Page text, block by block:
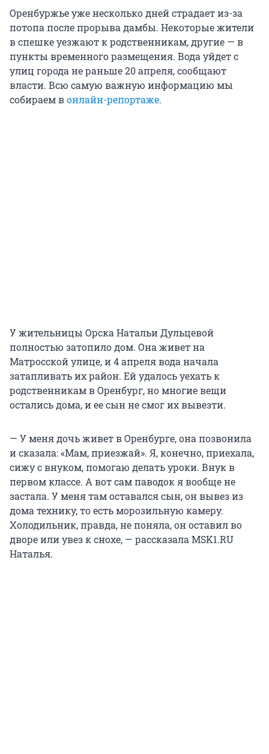
Оренбуржье уже несколько дней страдает из-за
потопа после прорыва дамбы. Некоторые жители
в спешке уезжают к родственникам, другие — в
пункты временного размещения. Вода уйдет с
улиц города не раньше 20 апреля, сообщают
власти. Всю самую важную информацию мы
собираем вонлайн-репортаже.
У жительницы Орска Натальи Дульцевой
полностью затопило дом. Она живет на
Матросской улице, и 4 апреля вода начала
затапливать их район. Ей удалось уехать к
родственникам в Оренбург, но многие вещи
остались дома, и ее сын не смог их вывезти.
— У меня дочь живет в Оренбурге, она позвонила
и сказала: «Мам, приезжай». Я, конечно, приехала,
сижу с внуком, помогаю делать уроки. Внук в
первом классе. А вот сам паводок я вообще не
застала. У меня там оставался сын, он вывез из
дома технику, то есть морозильную камеру.
Холодильник, правда, не поняла, он оставил во
дворе или увез к снохе, — рассказала MSK1.RU
Наталья.